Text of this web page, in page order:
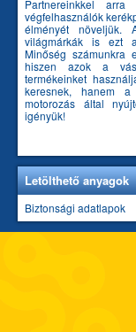
Partnereinkkel
végfelhasználók
élményét növeljük.
világmárkák is ezt
Minőség számunkra
hiszen azok a
termékeinket
keresnek, hanem
motorozás által
igényük!
Letölthető anyagok
Biztonsági adatlapok